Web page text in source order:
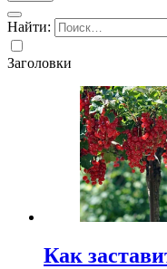
Найти:
Заголовки
Как